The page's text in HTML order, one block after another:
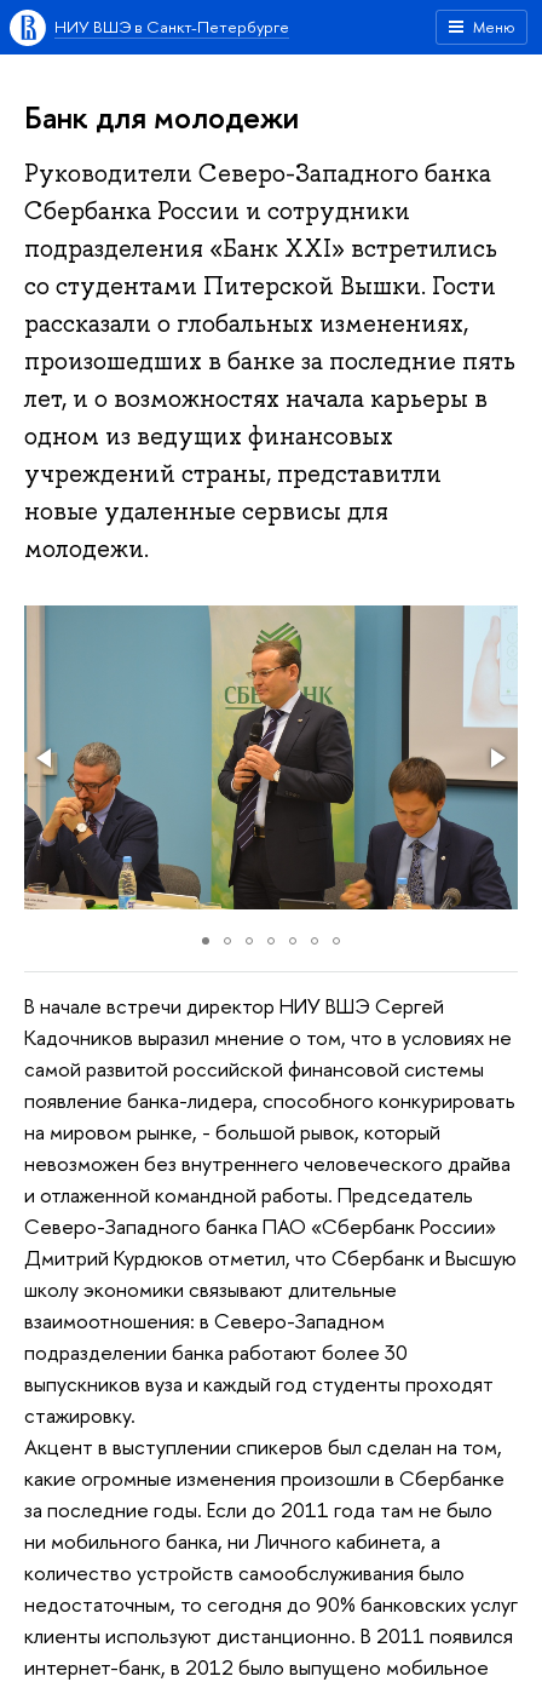
Меню
НИУ ВШЭ в Санкт-Петербурге
Банк для молодежи
Руководители Северо-Западного банка
Сбербанка России и сотрудники
подразделения «Банк XXI» встретились
со студентами Питерской Вышки. Гости
рассказали о глобальных изменениях,
произошедших в банке за последние пять
лет, и о возможностях начала карьеры в
одном из ведущих финансовых
учреждений страны, представитли
новые удаленные сервисы для
молодежи.
В начале встречи директор НИУ ВШЭ Сергей
Кадочников выразил мнение о том, что в условиях не
самой развитой российской финансовой системы
появление банка-лидера, способного конкурировать
на мировом рынке, - большой рывок, который
невозможен без внутреннего человеческого драйва
и отлаженной командной работы. Председатель
Северо-Западного банка ПАО «Сбербанк России»
Дмитрий Курдюков отметил, что Сбербанк и Высшую
школу экономики связывают длительные
взаимоотношения: в Северо-Западном
подразделении банка работают более 30
выпускников вуза и каждый год студенты проходят
стажировку.
Акцент в выступлении спикеров был сделан на том,
какие огромные изменения произошли в Сбербанке
за последние годы. Если до 2011 года там не было
ни мобильного банка, ни Личного кабинета, а
количество устройств самообслуживания было
недостаточным, то сегодня до 90% банковских услуг
клиенты используют дистанционно. В 2011 появился
интернет-банк, в 2012 было выпущено мобильное